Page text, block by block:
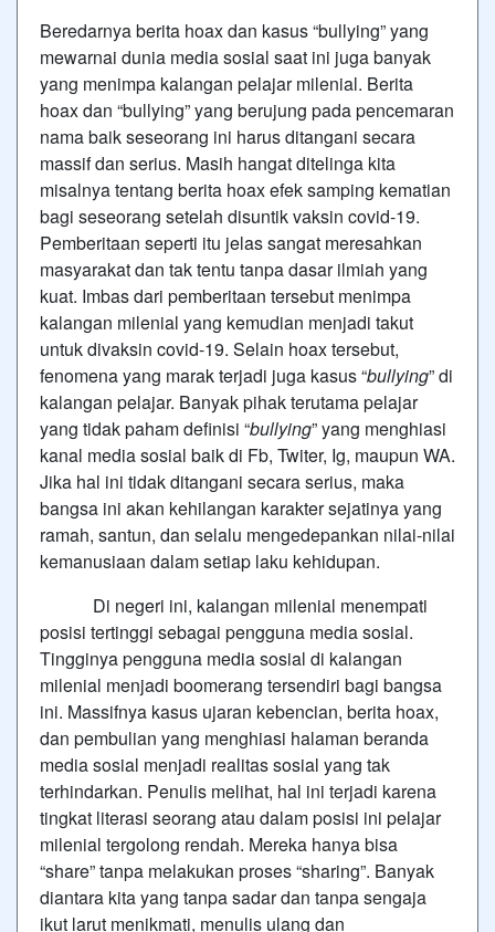
Beredarnya berita hoax dan kasus “bullying” yang
mewarnai dunia media sosial saat ini juga banyak
yang menimpa kalangan pelajar milenial. Berita
hoax dan “bullying” yang berujung pada pencemaran
nama baik seseorang ini harus ditangani secara
massif dan serius. Masih hangat ditelinga kita
misalnya tentang berita hoax efek samping kematian
bagi seseorang setelah disuntik vaksin covid-19.
Pemberitaan seperti itu jelas sangat meresahkan
masyarakat dan tak tentu tanpa dasar ilmiah yang
kuat. Imbas dari pemberitaan tersebut menimpa
kalangan milenial yang kemudian menjadi takut
untuk divaksin covid-19. Selain hoax tersebut,
fenomena yang marak terjadi juga kasus “bullying” di
kalangan pelajar. Banyak pihak terutama pelajar
yang tidak paham definisi “bullying” yang menghiasi
kanal media sosial baik di Fb, Twiter, Ig, maupun WA.
Jika hal ini tidak ditangani secara serius, maka
bangsa ini akan kehilangan karakter sejatinya yang
ramah, santun, dan selalu mengedepankan nilai-nilai
kemanusiaan dalam setiap laku kehidupan.
Di negeri ini, kalangan milenial menempati
posisi tertinggi sebagai pengguna media sosial.
Tingginya pengguna media sosial di kalangan
milenial menjadi boomerang tersendiri bagi bangsa
ini. Massifnya kasus ujaran kebencian, berita hoax,
dan pembulian yang menghiasi halaman beranda
media sosial menjadi realitas sosial yang tak
terhindarkan. Penulis melihat, hal ini terjadi karena
tingkat literasi seorang atau dalam posisi ini pelajar
milenial tergolong rendah. Mereka hanya bisa
“share” tanpa melakukan proses “sharing”. Banyak
diantara kita yang tanpa sadar dan tanpa sengaja
ikut larut menikmati, menulis ulang dan